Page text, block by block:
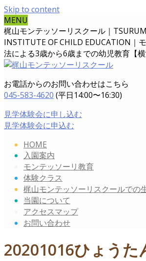
Skip to content
MENU
梶山モンテッソーリスクール｜
INSTITUTE OF CHILD EDUCATION｜
法による3歳から6歳までの幼児教育【横
お電話からのお問い合わせはこちら
045-583-4620 (平日14:00〜16:30)
見学体験会に申し込む
見学体験会に申込む
HOME
入園案内
モンテッソーリ教育
体験クラス
梶山モンテッソーリスクールでの
当園について
アクセスマップ
お問い合わせ
20201016ひょうた